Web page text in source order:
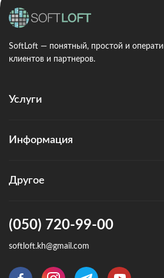
SoftLoft — понятный, простой и
клиентов и партнеров.
Услуги
Информация
Другое
(050) 720-99-00
softloft.kh@gmail.com